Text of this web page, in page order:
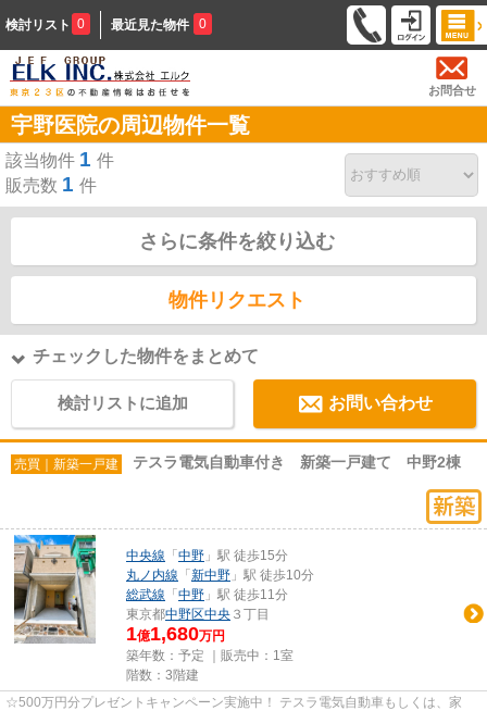
検討リスト 0 最近見た物件 0
お問合せ
宇野医院の周辺物件一覧
該当物件 1 件
販売数 1 件
さらに条件を絞り込む
物件リクエスト
チェックした物件をまとめて
検討リストに追加 お問い合わせ
売買｜新築一戸建 テスラ電気自動車付き 新築一戸建て 中野2棟
中央線 「 中野 」駅 徒歩15分
丸ノ内線 「 新中野 」駅 徒歩10分
総武線 「 中野 」駅 徒歩11分
東京都中野区中央 ３丁目
1億1,680万円
築年数：予定 ｜販売中： 1室
階数：3階建
☆500万円分プレゼントキャンペーン実施中！ テスラ電気自動車もしくは、家